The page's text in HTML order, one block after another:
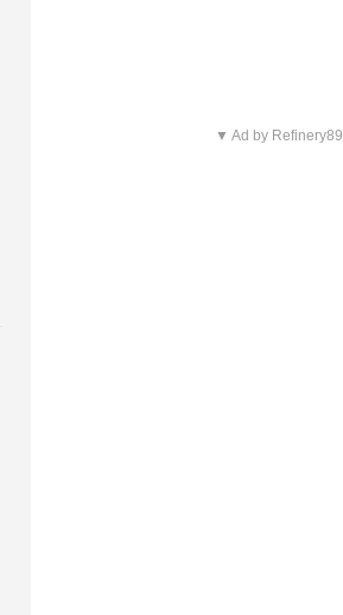
▼ Ad by Refinery89